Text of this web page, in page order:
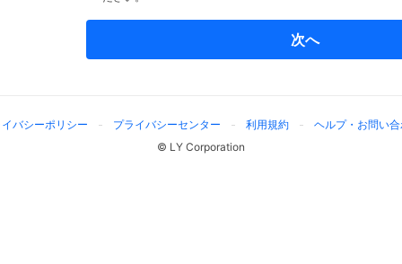
次へ
バシーポリシー プライバシーセンター 利用規約
ヘルプ・お問い
© LY Corporation